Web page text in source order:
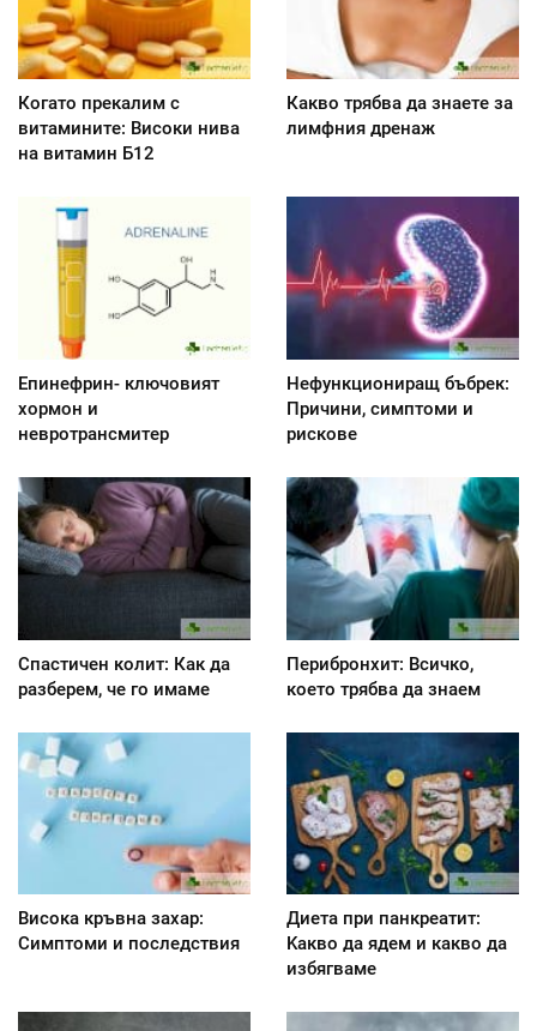
Когато прекалим с
витамините: Високи нива
на витамин Б12
Какво трябва да знаете за
лимфния дренаж
Епинефрин- ключовият
хормон и
невротрансмитер
Нефункциониращ бъбрек:
Причини, симптоми и
рискове
Спастичен колит: Как да
разберем, че го имаме
Перибронхит: Всичко,
което трябва да знаем
Висока кръвна захар:
Симптоми и последствия
Диета при панкреатит:
Kакво да ядем и какво да
избягваме